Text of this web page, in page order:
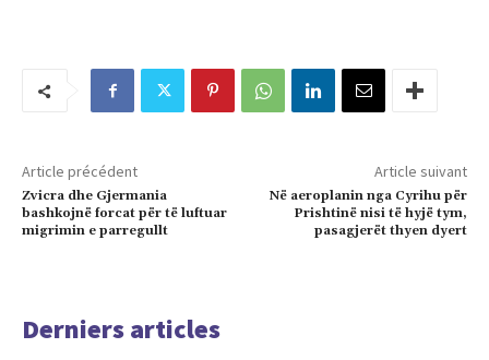
Article précédent
Zvicra dhe Gjermania
bashkojnë forcat për të luftuar
migrimin e parregullt
Article suivant
Në aeroplanin nga Cyrihu për
Prishtinë nisi të hyjë tym,
pasagjerët thyen dyert
Derniers articles